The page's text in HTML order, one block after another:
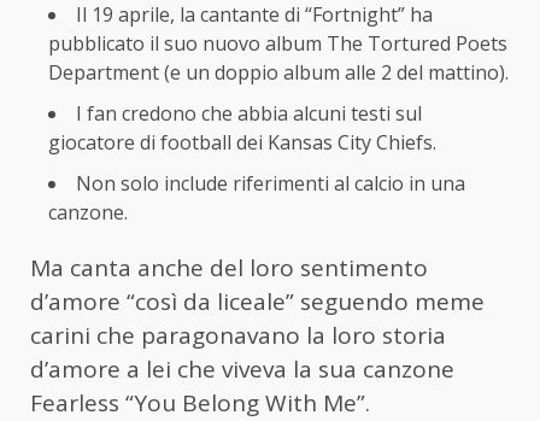
Il 19 aprile, la cantante di “Fortnight” ha
pubblicato il suo nuovo album The Tortured Poets
Department (e un doppio album alle 2 del mattino).
I fan credono che abbia alcuni testi sul
giocatore di football dei Kansas City Chiefs.
Non solo include riferimenti al calcio in una
canzone.
Ma canta anche del loro sentimento
d’amore “così da liceale” seguendo meme
carini che paragonavano la loro storia
d’amore a lei che viveva la sua canzone
Fearless “You Belong With Me”.